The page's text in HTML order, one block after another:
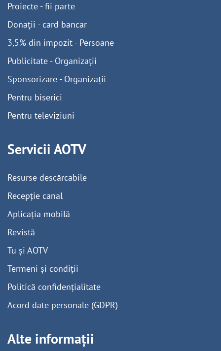
Proiecte - fii parte
Donații - card bancar
3,5% din impozit - Persoane
Publicitate - Organizații
Sponsorizare - Organizații
Pentru biserici
Pentru televiziuni
Servicii AOTV
Resurse descărcabile
Recepție canal
Aplicația mobilă
Revistă
Tu și AOTV
Termeni și condiții
Politică confidențialitate
Acord date personale (GDPR)
Alte informații